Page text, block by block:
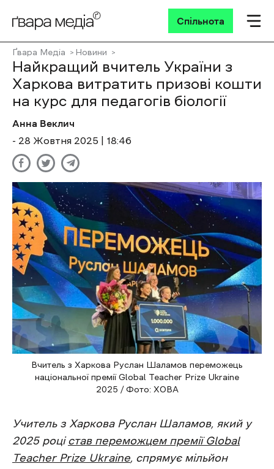
Спільнота
Ґвара Медіа Новини
Найкращий вчитель України з
Харкова витратить призові кошти
на курс для педагогів біології
Анна Веклич
- 28 Жовтня 2025 | 18:46
Вчитель з Харкова Руслан Шаламов переможець
національної премії Global Teacher Prize Ukraine
2025 / Фото: ХОВА
Учитель з Харкова Руслан Шаламов, який у
2025 роцістав переможцем премії Global
Teacher Prize Ukraine, спрямує мільйон